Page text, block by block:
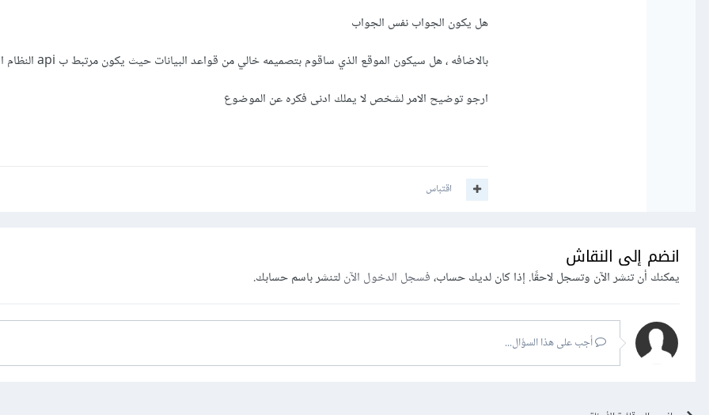
= Http::get('https://yourwebsite.com/api/v1/questions', [
وجلب البيانات هكذا
هل يكون الجواب نفس الجواب
بالاضافه ، هل سيكون الموقع الذي ساقوم بتصميمه خالي من قواعد البيانات حيث يكون مرتبط ب api النظام ام لا
ارجو توضيح الامر لشخص لا يملك ادنى فكره عن الموضوع
اقتباس
انضم إلى النقاش
يمكنك أن تنشر الآن وتسجل لاحقًا. إذا كان لديك حساب،فسجل الدخول الآنلتنشر باسم حسابك.
أجب على هذا السؤال...